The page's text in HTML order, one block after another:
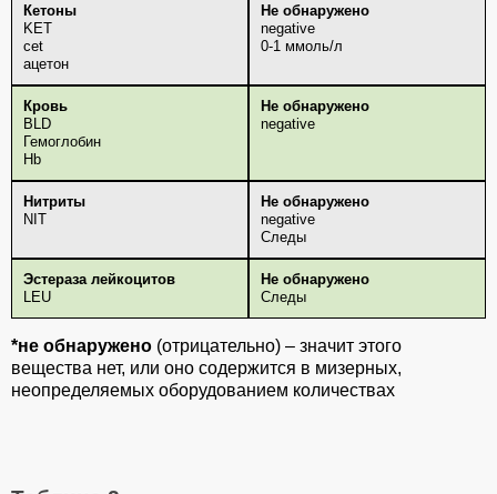
Кетоны
KET
сet
ацетон
Не обнаружено
negative
0-1 ммоль/л
Кровь
BLD
Гемоглобин
Hb
Не обнаружено
negative
Нитриты
NIT
Не обнаружено
negative
Следы
Эстераза лейкоцитов
LEU
Не обнаружено
Следы
*не обнаружено (отрицательно) – значит этого
вещества нет, или оно содержится в мизерных,
неопределяемых оборудованием количествах